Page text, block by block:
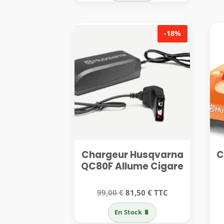
48,50 €.
-18%
Chargeur Husqvarna
QC80F Allume Cigare
99,00€ Le
prix
initial
81,50 €Le
prix
actuel
TTC
En Stock 🔋